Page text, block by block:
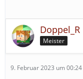
Doppel_R
Meister
9. Februar 2023 um 00:24